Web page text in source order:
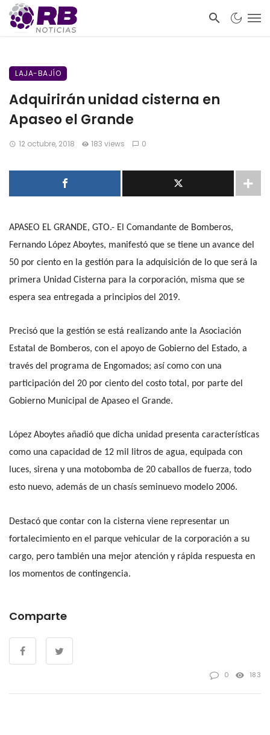
LAJA-BAJÍO
Adquirirán unidad cisterna en
Apaseo el Grande
12 octubre, 2018 183 views 0
APASEO EL GRANDE, GTO.- El Comandante de Bomberos,
Fernando López Aboytes, manifestó que se tiene un avance del
50 por ciento en la gestión para la adquisición de lo que será la
primera Unidad Cisterna para la corporación, misma que se
espera sea entregada a principios del 2019.
Precisó que la gestión se está realizando ante la Asociación
Estatal de Bomberos, con el apoyo de Gobierno del Estado, a
través del programa de Engomados; así como con una
participación del 20 por ciento del costo total, por parte del
Gobierno Municipal de Apaseo el Grande.
López Aboytes añadió que dicha unidad presenta características
como una capacidad de 12 mil litros de agua, equipada con
luces, sirena y una motobomba de 20 caballos de fuerza, todo
esto nuevo, además de un chasís seminuevo modelo 2006.
Destacó que contar con la cisterna viene representar un
fortalecimiento en el parque vehicular de la corporación a su
cargo, pero también una mejor atención y rápida respuesta en
los momentos de contingencia.
Comparte
0 183